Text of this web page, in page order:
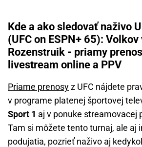
Kde a ako sledovať naživo
(UFC on ESPN+ 65): Volkov
Rozenstruik - priamy
livestream online a PPV
Priame prenosyz UFC nájdete
v programe platenej športovej
Sport 1 aj v ponuke streamovacej
Tam si môžete tento turnaj, ale aj
podujatia, pozrieť naživo aj